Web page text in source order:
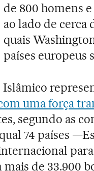
de 800 homens
ao lado de cerca
quais
países europeus
Islâmico
uma força
segundo as
74 países
para
mais de 33.900